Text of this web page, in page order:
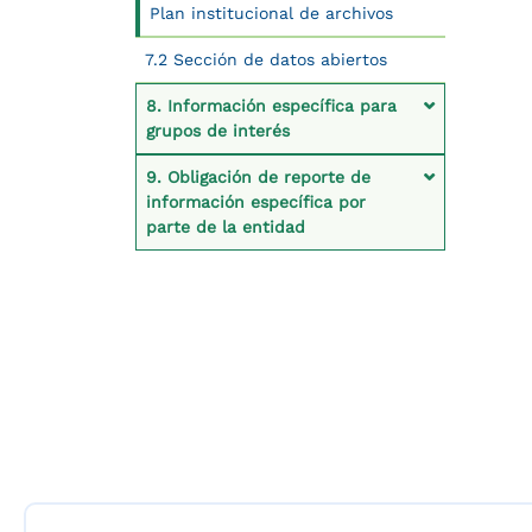
Plan institucional de archivos
7.2 Sección de datos abiertos
8. Información específica para
grupos de interés
9. Obligación de reporte de
información específica por
parte de la entidad